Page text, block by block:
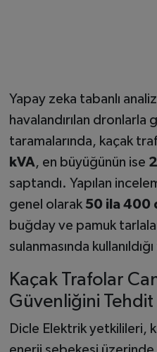
Yapay zeka tabanlı
havalandırılan dronlarla
taramalarında, kaçak
kVA, en büyüğünün ise
saptandı. Yapılan
genel olarak 50 ila 400
buğday ve pamuk
sulanmasında
Kaçak Trafolar
Güvenliğini Tehdit
Dicle Elektrik yetkilileri,